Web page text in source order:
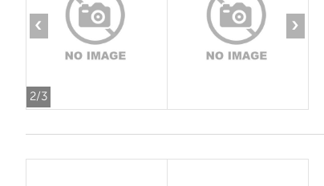
2/3
‹ ›